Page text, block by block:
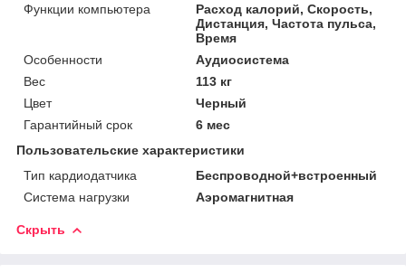
Функции компьютера
Расход калорий, Скорость,
Дистанция, Частота пульса,
Время
Особенности
Аудиосистема
Вес
113 кг
Цвет
Черный
Гарантийный срок
6 мес
Пользовательские характеристики
Тип кардиодатчика
Беспроводной+встроенный
Система нагрузки
Аэромагнитная
Скрыть